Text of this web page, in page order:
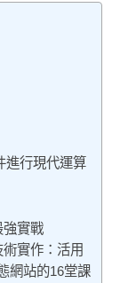
進行現代運算
強實戰
實作：活用
網站的16堂課